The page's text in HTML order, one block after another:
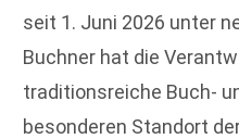
seit 1. Juni 2026 unter
Buchner hat die
traditionsreiche Buch-
besonderen Standort